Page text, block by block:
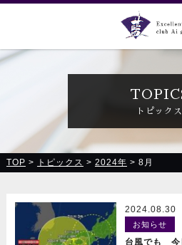
クラブ藍(あい)、クラブ恋(れん)、
お越しをお待ちしております
トピックス
TOP > トピックス > 2024年 > 8月
READ MORE
2024.08.30
お知らせ
台風でも 今